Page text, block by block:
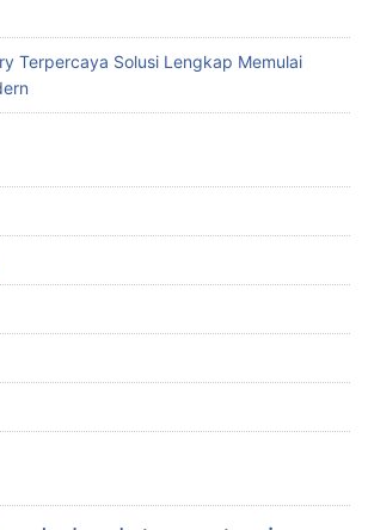
Terpercaya Solusi Lengkap Memulai